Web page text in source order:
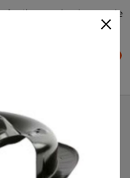
facilement le plateau de
coupe
pour SR 63 EV
×